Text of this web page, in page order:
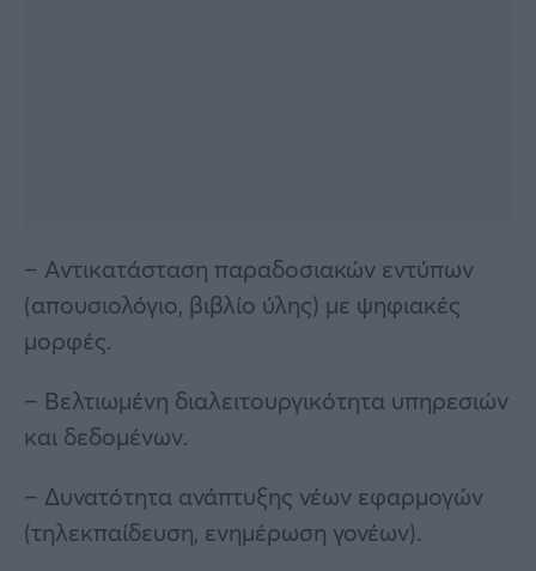
– Αντικατάσταση παραδοσιακών εντύπων
(απουσιολόγιο, βιβλίο ύλης) με ψηφιακές
μορφές.
– Βελτιωμένη διαλειτουργικότητα υπηρεσιών
και δεδομένων.
– Δυνατότητα ανάπτυξης νέων εφαρμογών
(τηλεκπαίδευση, ενημέρωση γονέων).